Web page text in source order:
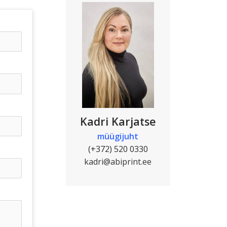
Kadri Karjatse
müügijuht
(+372) 520 0330
kadri@abiprint.ee